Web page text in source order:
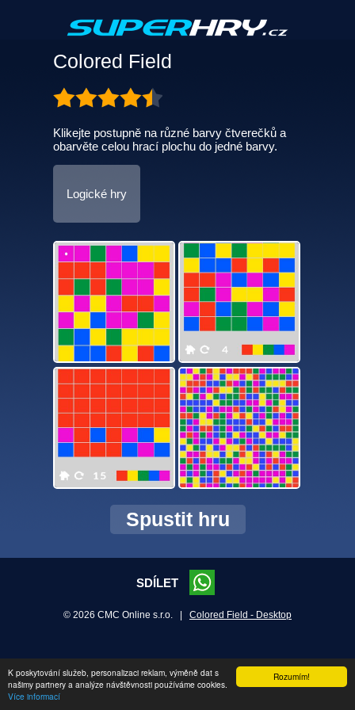
Rozumím!
K poskytování služeb, personalizaci reklam, výměně dat s
našimy partnery a analýze návštěvnosti používáme cookies.
Více informací
Colored Field
Klikejte postupně na různé barvy čtverečků a
obarvěte celou hrací plochu do jedné barvy.
Logické hry
Spustit hru
SDÍLET
© 2026 CMC Online s.r.o. | Colored Field - Desktop